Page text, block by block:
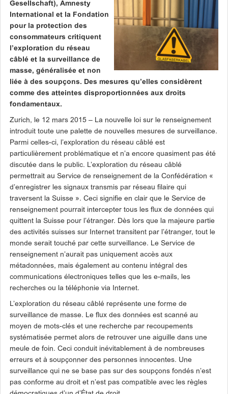
Gesellschaft), Amnesty
International et la Fondation
pour la protection des
consommateurs critiquent
l’exploration du réseau
câblé et la surveillance de
masse, généralisée et non
liée à des soupçons. Des mesures qu’elles considèrent
comme des atteintes disproportionnées aux droits
fondamentaux.
Zurich, le 12 mars 2015 – La nouvelle loi sur le renseignement
introduit toute une palette de nouvelles mesures de surveillance.
Parmi celles-ci, l’exploration du réseau câblé est
particulièrement problématique et n’a encore quasiment pas été
discutée dans le public. L’exploration du réseau câblé
permettrait au Service de renseignement de la Confédération «
d’enregistrer les signaux transmis par réseau filaire qui
traversent la Suisse ». Ceci signifie en clair que le Service de
renseignement pourrait intercepter tous les flux de données qui
quittent la Suisse pour l’étranger. Dès lors que la majeure partie
des activités suisses sur Internet transitent par l’étranger, tout le
monde serait touché par cette surveillance. Le Service de
renseignement n’aurait pas uniquement accès aux
métadonnées, mais également au contenu intégral des
communications électroniques telles que les e-mails, les
recherches ou la téléphonie via Internet.
L’exploration du réseau câblé représente une forme de
surveillance de masse. Le flux des données est scanné au
moyen de mots-clés et une recherche par recoupements
systématisée permet alors de retrouver une aiguille dans une
meule de foin. Ceci conduit inévitablement à de nombreuses
erreurs et à soupçonner des personnes innocentes. Une
surveillance qui ne se base pas sur des soupçons fondés n’est
pas conforme au droit et n’est pas compatible avec les règles